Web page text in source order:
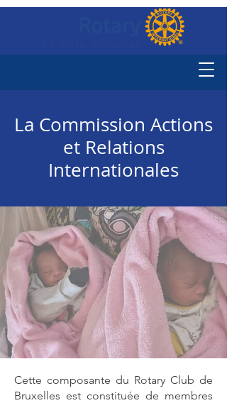
La Commission Actions
et Relations
Internationales
Cette composante du Rotary Club de
Bruxelles est constituée de membres